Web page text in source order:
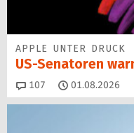
APPLE UNTER DRUCK
US-Senatoren
107 Kommentare
01.08.2026